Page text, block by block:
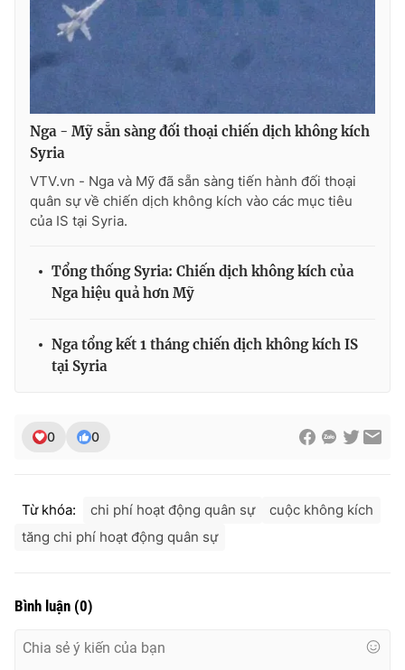
Ðiện thoại Thời báo VTV:
024.66 897 897
toasoan@vtv.vn
Liên hệ quảng cáo:
024-7300.7108
thuận bằng văn bản. Ghi rõ nguồn VTV.vn khi phát hành lại
thông tin từ website này.
Nga - Mỹ sẵn sàng đối thoại chiến dịch không kích
Syria
VTV.vn - Nga và Mỹ đã sẵn sàng tiến hành đối thoại
quân sự về chiến dịch không kích vào các mục tiêu
của IS tại Syria.
Tổng thống Syria: Chiến dịch không kích của
Nga hiệu quả hơn Mỹ
Nga tổng kết 1 tháng chiến dịch không kích IS
tại Syria
0 0
Từ khóa: chi phí hoạt động quân sự
cuộc không kích
tăng chi phí hoạt động quân sự
Bình luận (0)